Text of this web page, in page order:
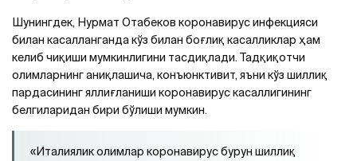
Шунингдек, Нурмат Отабеков коронавирус инфекцияси
билан касалланганда кўз билан боғлиқ касалликлар ҳам
келиб чиқиши мумкинлигини тасдиқлади. Тадқиқотчи
олимларнинг аниқлашича, конъюнктивит, яъни кўз шиллиқ
пардасининг яллиғланиши коронавирус касаллигининг
белгиларидан бири бўлиши мумкин.
«Италиялик олимлар коронавирус бурун шиллиқ